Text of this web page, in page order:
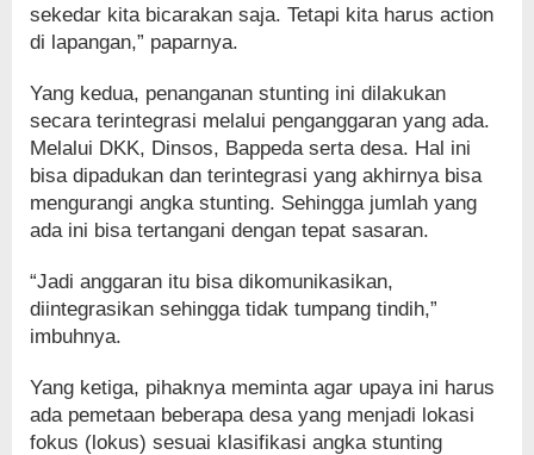
sekedar kita bicarakan saja. Tetapi kita harus action
di lapangan,” paparnya.
Yang kedua, penanganan stunting ini dilakukan
secara terintegrasi melalui penganggaran yang ada.
Melalui DKK, Dinsos, Bappeda serta desa. Hal ini
bisa dipadukan dan terintegrasi yang akhirnya bisa
mengurangi angka stunting. Sehingga jumlah yang
ada ini bisa tertangani dengan tepat sasaran.
“Jadi anggaran itu bisa dikomunikasikan,
diintegrasikan sehingga tidak tumpang tindih,”
imbuhnya.
Yang ketiga, pihaknya meminta agar upaya ini harus
ada pemetaan beberapa desa yang menjadi lokasi
fokus (lokus) sesuai klasifikasi angka stunting